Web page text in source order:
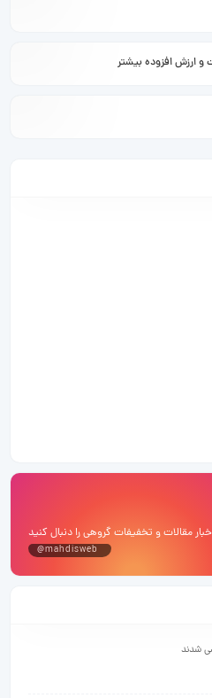
و ارزش افزوده بیشتر
مقالات و تخفیفات گروهی را دنبال کنید
@mahdisweb
شدند